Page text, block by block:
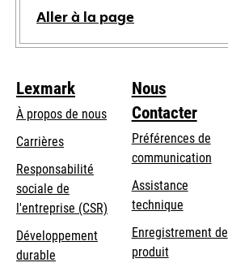
Aller à la page
Lexmark
À propos de nous
Carrières
s’ouvre
dans
un
nouvel
onglet
Responsabilité
sociale de
l'entreprise (CSR) s’ouvre
Développement
durable
Nous
Contacter
Préférences de
communication
s’ouvre
dans
un
nouvel
onglet
Assistance
techniques’ouvre
un
Enregistrement de
produit